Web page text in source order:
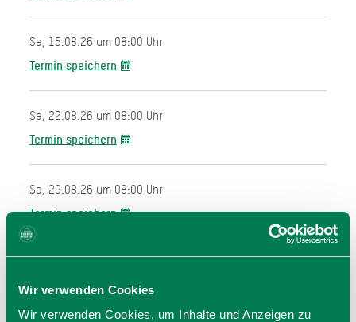
Wir verwenden Cookies
Wir verwenden Cookies, um Inhalte und Anzeigen zu
Sa, 15.08.26 um 08:00 Uhr
Termin speichern
Sa, 22.08.26 um 08:00 Uhr
Termin speichern
Sa, 29.08.26 um 08:00 Uhr
Termin speichern
Termin speichern